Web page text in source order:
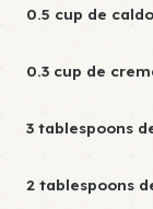
0.5 cup de
0.3 cup de
3 tablespoons
2 tablespoons